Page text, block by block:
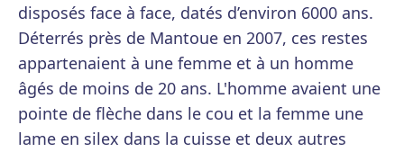
disposés face à face, datés d’environ 6000 ans.
Déterrés près de Mantoue en 2007, ces restes
appartenaient à une femme et à un homme
âgés de moins de 20 ans. L'homme avaient une
pointe de flèche dans le cou et la femme une
lame en silex dans la cuisse et deux autres